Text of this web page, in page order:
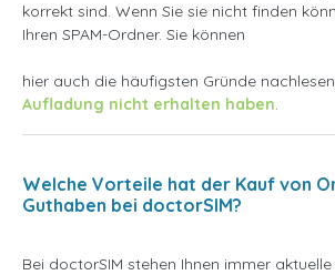
korrekt sind. Wenn Sie sie nicht finden
Ihren SPAM-Ordner. Sie können
hier auch die häufigsten Gründe
Aufladung nicht erhalten haben.
Welche Vorteile hat der Kauf von
Guthaben bei doctorSIM?
Bei doctorSIM stehen Ihnen immer